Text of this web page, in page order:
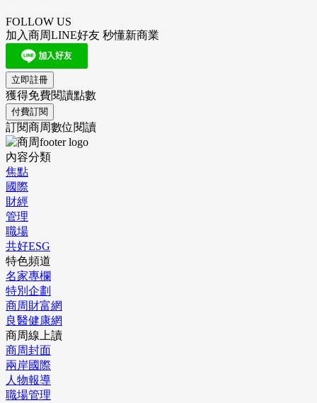
FOLLOW US
加入商周LINE好友 秒懂新商業
立即註冊
獲得免費閱讀點數
付費訂閱
訂閱商周數位閱讀
內容分類
焦點
國際
財經
管理
職場
共好ESG
特色頻道
名家專欄
特別企劃
商周財富網
良醫健康網
商周線上讀
商周封面
兩岸國際
人物報導
職場管理